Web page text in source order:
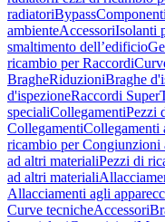
radiatoriBypass
ambienteAccessoriIsolanti
smaltimento dell’edificio
ricambio per Raccordi
BragheRiduzioniBraghe
d'ispezioneRaccordi
specialiCollegamentiPezzi
CollegamentiCollegamenti
ricambio per Congiunzioni
ad altri materialiPezzi di
ad altri materiali
Allacciamenti agli
Curve tecnicheAccessori